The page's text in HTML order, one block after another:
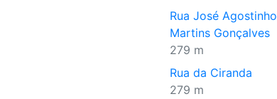
Rua José Agostinho
Martins Gonçalves
279 m
Rua da Ciranda
279 m